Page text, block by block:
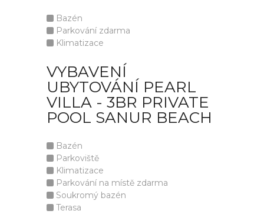
Bazén
Parkování zdarma
Klimatizace
VYBAVENÍ
UBYTOVÁNÍ PEARL
VILLA - 3BR PRIVATE
POOL SANUR BEACH
Bazén
Parkoviště
Klimatizace
Parkování na místě zdarma
Soukromý bazén
Terasa